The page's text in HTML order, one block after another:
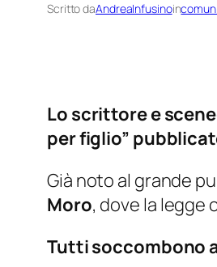
Scritto daAndreaInfusinoin
Lo scrittore e
per figlio”
Già noto al grande
Moro, dove la legge
Tutti soccombono